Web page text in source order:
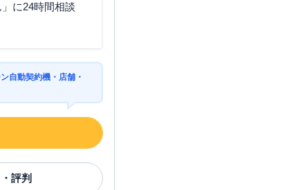
に24時間相談
自動契約機・店舗・
評判